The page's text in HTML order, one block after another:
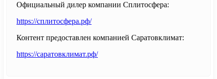
Официальный дилер компании Сплитосфера:
https://сплитосфера.рф/
Контент предоставлен компанией Саратовклимат:
https://саратовклимат.рф/